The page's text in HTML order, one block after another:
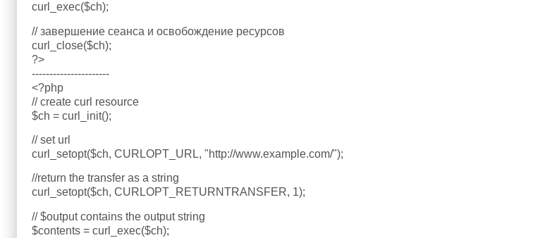
curl_exec($ch);
// завершение сеанса и освобождение ресурсов
curl_close($ch);
?>
----------------------
<?php
// create curl resource
$ch = curl_init();
// set url
curl_setopt($ch, CURLOPT_URL, "http://www.example.com/");
//return the transfer as a string
curl_setopt($ch, CURLOPT_RETURNTRANSFER, 1);
// $output contains the output string
$contents = curl_exec($ch);